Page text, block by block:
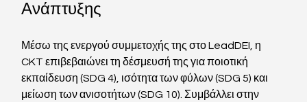
Ανάπτυξης
Μέσω της ενεργού συμμετοχής της στο LeadDEI, η
CKT επιβεβαιώνει τη δέσμευσή της για ποιοτική
εκπαίδευση (SDG 4), ισότητα των φύλων (SDG 5) και
μείωση των ανισοτήτων (SDG 10). Συμβάλλει στην